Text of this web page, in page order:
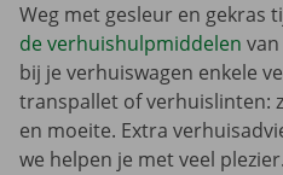
Weg met gesleur en gekras
de verhuishulpmiddelen
bij je verhuiswagen enkele
transpallet of verhuislinten:
en moeite. Extra
we helpen je met veel plezier.